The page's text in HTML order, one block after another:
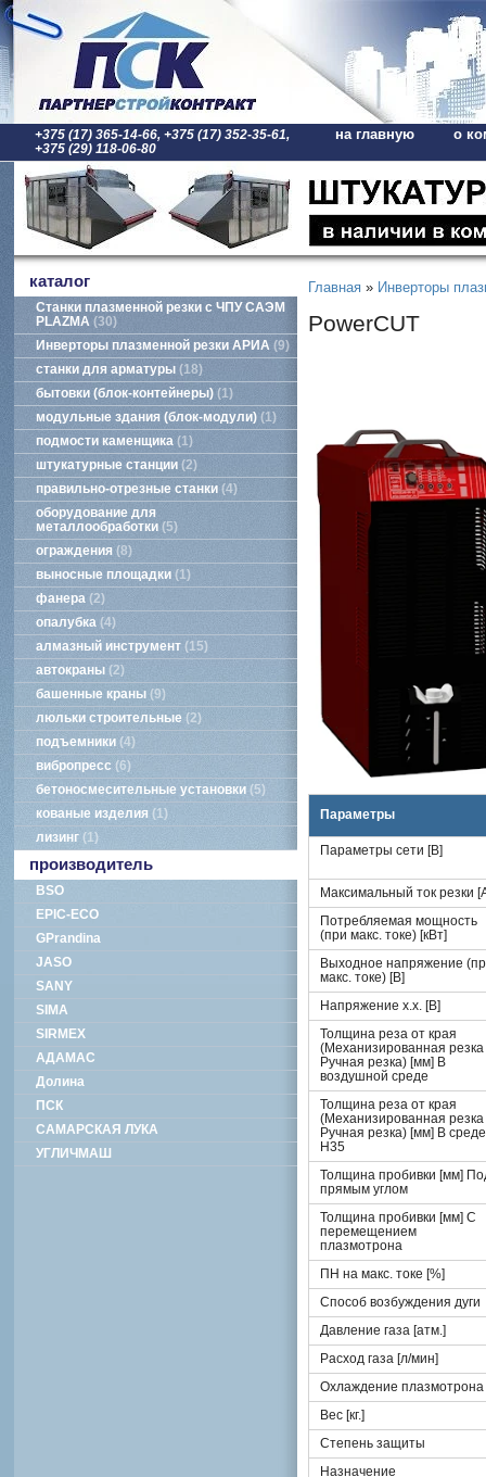
+375 (17) 365-14-66, +375 (17) 352-35-61,
+375 (29) 118-06-80
на главную о
каталог
Станки плазменной резки с ЧПУ САЭМ
PLAZMA 30
Инверторы плазменной резки АРИА 9
станки для арматуры 18
бытовки (блок-контейнеры) 1
модульные здания (блок-модули) 1
подмости каменщика 1
штукатурные станции 2
правильно-отрезные станки 4
оборудование для
металлообработки 5
ограждения 8
выносные площадки 1
фанера 2
опалубка 4
алмазный инструмент 15
автокраны 2
башенные краны 9
люльки строительные 2
подъемники 4
вибропресс 6
бетоносмесительные установки 5
кованые изделия
1
лизинг 1
производитель
BSO
EPIC-ECO
GPrandina
JASO
SANY
SIMA
SIRMEX
АДАМАС
Долина
ПСК
САМАРСКАЯ ЛУКА
УГЛИЧМАШ
Главная » Инверторы
PowerCUT
Параметры
Параметры сети [В]
Максимальный ток резки
Потребляемая мощность
(при макс. токе) [кВт]
Выходное напряжение
макс. токе) [В]
Напряжение х.х. [В]
Толщина реза от края
(Механизированная резка
Ручная резка) [мм] В
воздушной среде
Толщина реза от края
(Механизированная резка
Ручная резка) [мм] В среде
H35
Толщина пробивки [мм]
прямым углом
Толщина пробивки [мм] С
перемещением
плазмотрона
ПН на макс. токе [%]
Способ возбуждения дуги
Давление газа [атм.]
Расход газа [л/мин]
Охлаждение плазмотрона
Вес [кг.]
Степень защиты
Назначение